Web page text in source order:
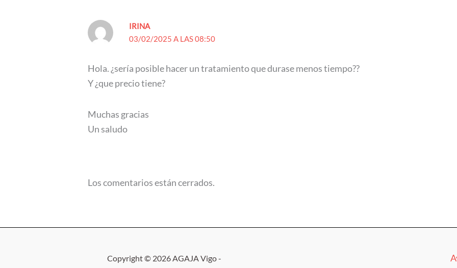
IRINA
03/02/2025 A LAS 08:50
Hola. ¿sería posible hacer un tratamiento que durase menos tiempo??
Y ¿que precio tiene?
Muchas gracias
Un saludo
Los comentarios están cerrados.
Copyright © 2026 AGAJA Vigo -